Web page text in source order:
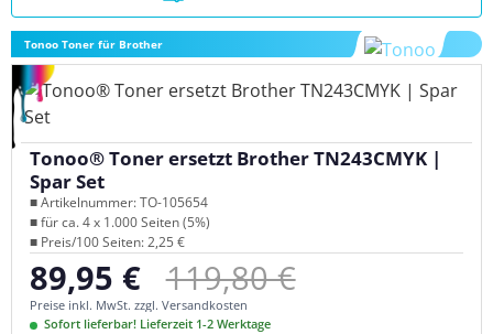
Tonoo Toner für Brother
Tonoo® Toner ersetzt Brother TN243CMYK |
Spar Set
■ Artikelnummer: TO-105654
■ für ca. 4 x 1.000 Seiten (5%)
■ Preis/100 Seiten: 2,25 €
Verkaufspreis:
89,95 € Regulärer Preis:
119,80 €
Preise inkl. MwSt. zzgl. Versandkosten
Sofort lieferbar! Lieferzeit 1-2 Werktage